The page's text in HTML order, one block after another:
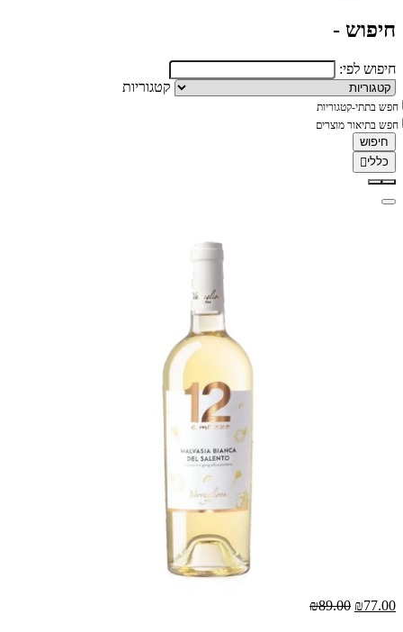
חיפוש -
חיפוש לפי:
קטגוריות
חפש בתתי-קטגוריות
חפש בתיאור מוצרים
כללי
₪77.00
₪89.00